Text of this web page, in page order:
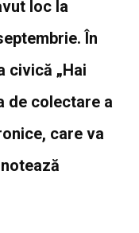
loc la
În
civică „Hai
de colectare a
care va